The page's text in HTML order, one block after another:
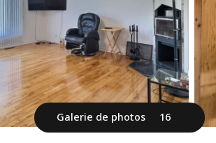
Galerie de photos 16